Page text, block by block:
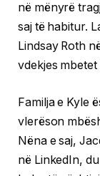
në mënyrë
saj të habitur.
Lindsay Roth
vdekjes
Familja e Kyle
vlerëson
Nëna e saj,
në LinkedIn,